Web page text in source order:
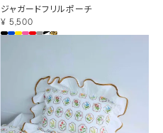
ジャガードフリルポーチ
¥ 5,500